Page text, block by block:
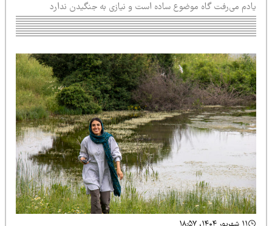
می‌رفت گاه موضوع ساده است و نیازی به جنگیدن ندارد